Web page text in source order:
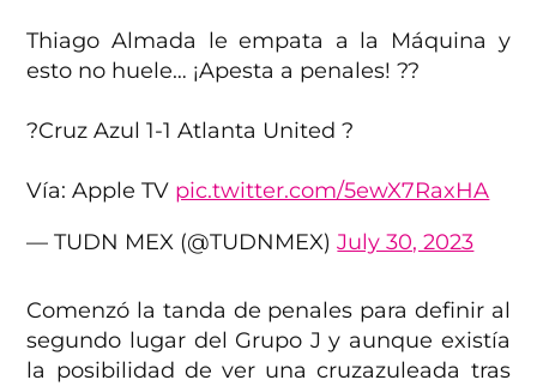
Thiago Almada le empata a la Máquina y
esto no huele… ¡Apesta a penales! ??
?Cruz Azul 1-1 Atlanta United ?
Vía: Apple TV pic.twitter.com/5ewX7RaxHA
— TUDN MEX (@TUDNMEX)July 30, 2023
Comenzó la tanda de penales para definir al
segundo lugar del Grupo J y aunque existía
la posibilidad de ver una cruzazuleada tras